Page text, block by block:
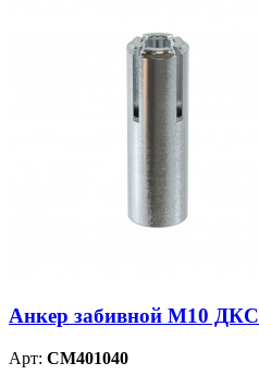
Анкер забивной М10 ДКС
Арт: CM401040